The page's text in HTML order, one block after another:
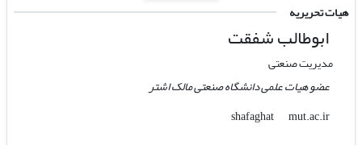
هیات تحریریه
ابوطالب شفقت
مدیریت صنعتی
عضو هیات علمی دانشگاه صنعتی مالک اشتر
shafaghat
mut.ac.ir